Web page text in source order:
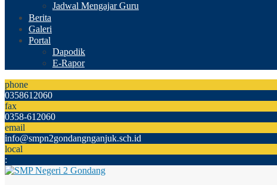
Jadwal Mengajar Guru
Berita
Galeri
Portal
Dapodik
E-Rapor
phone
0358612060
fax
0358-612060
email
info@smpn2gondangnganjuk.sch.id
local
: